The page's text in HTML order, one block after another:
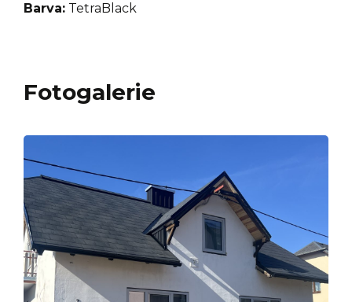
Barva: TetraBlack
Fotogalerie